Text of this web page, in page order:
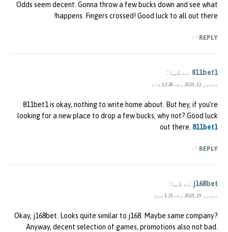
Odds seem decent. Gonna throw a few bucks down and see what
happens. Fingers crossed! Good luck to all out there!
REPLY
811bet1 نے کہا:
دسمبر 11, 2025 وقت 12:28 شام
811bet1 is okay, nothing to write home about. But hey, if you’re
looking for a new place to drop a few bucks, why not? Good luck
out there. 811bet1
REPLY
j168bet نے کہا:
دسمبر 19, 2025 وقت 1:25 صبح
Okay, j168bet. Looks quite similar to j168. Maybe same company?
Anyway, decent selection of games, promotions also not bad.